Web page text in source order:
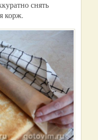
снять
корж.